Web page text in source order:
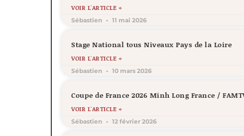
VOIR L'ARTICLE »
Sébastien 11 mai 2026
Stage National tous Niveaux Pays de la Loire
VOIR L'ARTICLE »
Sébastien 10 mars 2026
Coupe de France 2026 Minh Long France /
VOIR L'ARTICLE »
Sébastien 12 février 2026